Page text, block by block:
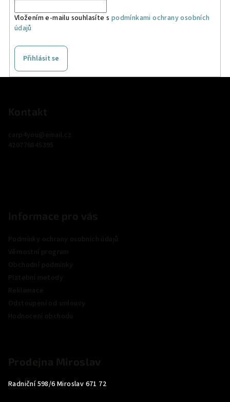
Vložením e-mailu souhlasíte s podmínkami ochrany osobních
údajů
Přihlásit se
Radniční 598/6 Miroslav 671 72